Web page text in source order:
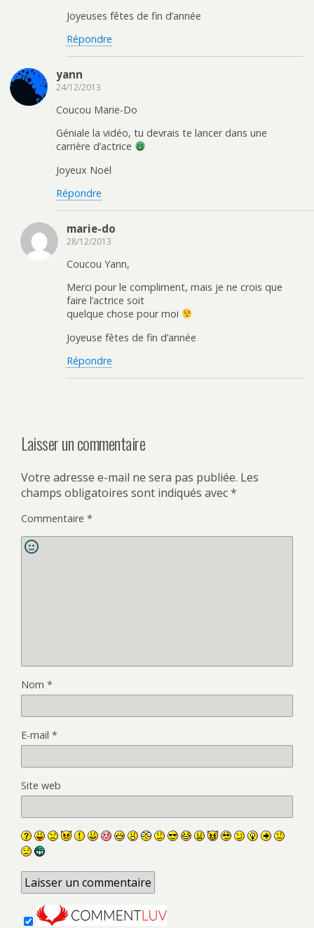
Joyeuses fêtes de fin d’année
Répondre
yann
24/12/2013
Coucou Marie-Do
Géniale la vidéo, tu devrais te lancer dans une
carrière d’actrice
Joyeux Noël
Répondre
marie-do
28/12/2013
Coucou Yann,
Merci pour le compliment, mais je ne crois que
faire l’actrice soit
quelque chose pour moi
Joyeuse fêtes de fin d’année
Répondre
Laisser un commentaire
Votre adresse e-mail ne sera pas publiée. Les
champs obligatoires sont indiqués avec*
Commentaire *
Nom *
E-mail *
Site web